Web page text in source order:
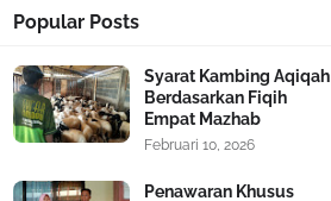
Popular Posts
Syarat Kambing Aqiqah
Berdasarkan Fiqih
Empat Mazhab
Februari 10, 2026
Penawaran Khusus